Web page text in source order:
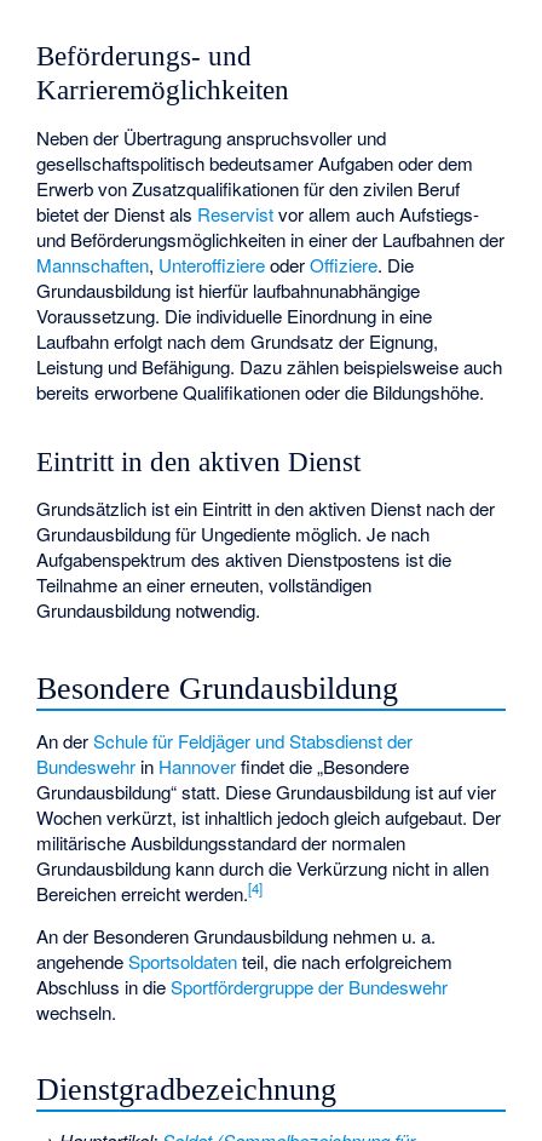
Beförderungs- und
Karrieremöglichkeiten
Neben der Übertragung anspruchsvoller und
gesellschaftspolitisch bedeutsamer Aufgaben oder dem
Erwerb von Zusatzqualifikationen für den zivilen Beruf
bietet der Dienst als Reservistvor allem auch Aufstiegs-
und Beförderungsmöglichkeiten in einer der Laufbahnen der
Mannschaften, UnteroffiziereoderOffiziere. Die
Grundausbildung ist hierfür laufbahnunabhängige
Voraussetzung. Die individuelle Einordnung in eine
Laufbahn erfolgt nach dem Grundsatz der Eignung,
Leistung und Befähigung. Dazu zählen beispielsweise auch
bereits erworbene Qualifikationen oder die Bildungshöhe.
Eintritt in den aktiven Dienst
Grundsätzlich ist ein Eintritt in den aktiven Dienst nach der
Grundausbildung für Ungediente möglich. Je nach
Aufgabenspektrum des aktiven Dienstpostens ist die
Teilnahme an einer erneuten, vollständigen
Grundausbildung notwendig.
Besondere Grundausbildung
An derSchule für Feldjäger und Stabsdienst der
Bundeswehr in Hannoverfindet die „Besondere
Grundausbildung“ statt. Diese Grundausbildung ist auf vier
Wochen verkürzt, ist inhaltlich jedoch gleich aufgebaut. Der
militärische Ausbildungsstandard der normalen
Grundausbildung kann durch die Verkürzung nicht in allen
Bereichen erreicht werden.[4]
An der Besonderen Grundausbildung nehmen u. a.
angehendeSportsoldatenteil, die nach erfolgreichem
Abschluss in dieSportfördergruppe der Bundeswehr
wechseln.
Dienstgradbezeichnung